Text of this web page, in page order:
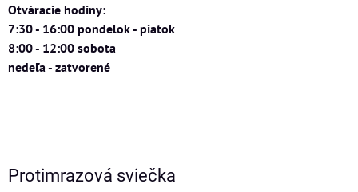
Otváracie hodiny:
7:30 - 16:00 pondelok - piatok
8:00 - 12:00 sobota
nedeľa - zatvorené
Protimrazová sviečka